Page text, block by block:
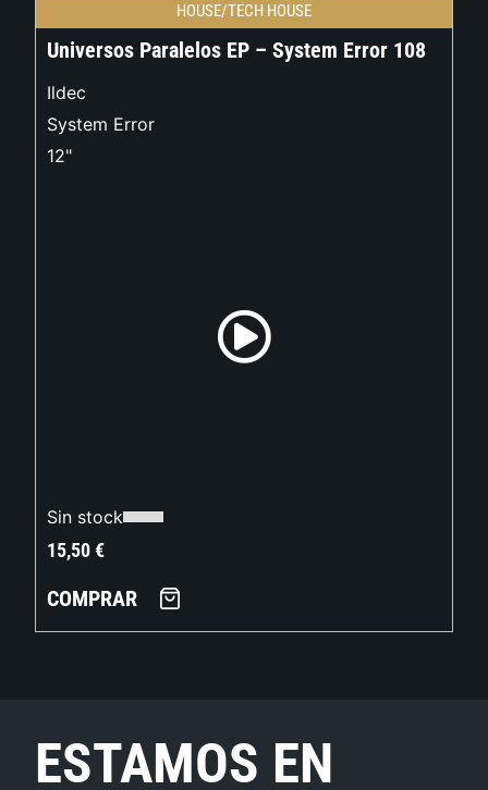
HOUSE/TECH HOUSE
Universos Paralelos EP – System Error 108
Ildec
System Error
12"
Sin stock
15,50€
COMPRAR
ESTAMOS EN